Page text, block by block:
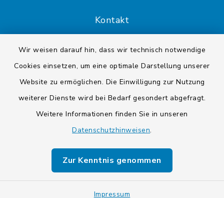
Wir weisen darauf hin, dass wir technisch notwendige
Cookies einsetzen, um eine optimale Darstellung unserer
Website zu ermöglichen. Die Einwilligung zur Nutzung
weiterer Dienste wird bei Bedarf gesondert abgefragt.
Weitere Informationen finden Sie in unseren
Datenschutzhinweisen.
Zur Kenntnis genommen
Impressum
Kontakt
Barrierefreiheit
Datenschutz
Impressum
Sitemap
Cookie-Einstellungen